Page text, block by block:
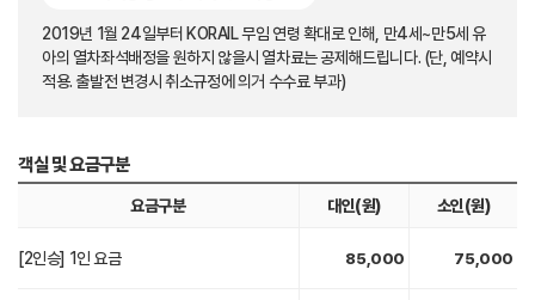
2019년 1월 24일부터 KORAIL 무임 연령 확대로 인해, 만4세~만5세 유
아의 열차좌석배정을 원하지 않을시 열차료는 공제해드립니다. (단, 예약시
적용. 출발전 변경시 취소규정에 의거 수수료 부과)
객실 및 요금구분
요금구분 대인(원) 소인(원)
[2인승] 1인 요금 85,000 75,000